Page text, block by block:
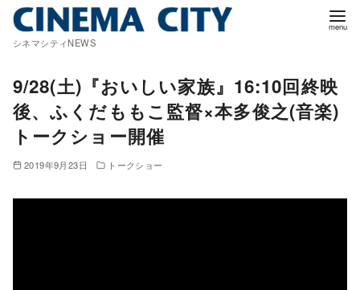
シネマシティNEWS
9/28(土)『おいしい家族』16:10回終映
後、ふくだももこ監督×本多俊之(音楽)
トークショー開催
2019年9月23日 トークショー